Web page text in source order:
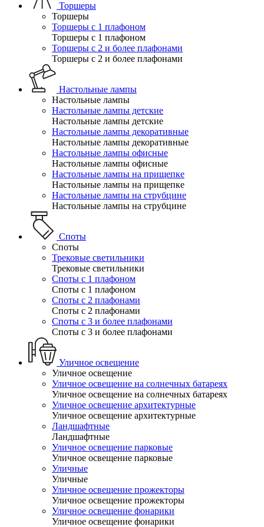
Торшеры
Торшеры
Торшеры с 1 плафоном
Торшеры с 1 плафоном
Торшеры с 2 и более плафонами
Торшеры с 2 и более плафонами
Настольные лампы
Настольные лампы
Настольные лампы детские
Настольные лампы детские
Настольные лампы декоративные
Настольные лампы декоративные
Настольные лампы офисные
Настольные лампы офисные
Настольные лампы на прищепке
Настольные лампы на прищепке
Настольные лампы на струбцине
Настольные лампы на струбцине
Споты
Споты
Трековые светильники
Трековые светильники
Споты с 1 плафоном
Споты с 1 плафоном
Споты с 2 плафонами
Споты с 2 плафонами
Споты с 3 и более плафонами
Споты с 3 и более плафонами
Уличное освещение
Уличное освещение
Уличное освещение на солнечных батареях
Уличное освещение на солнечных батареях
Уличное освещение архитектурные
Уличное освещение архитектурные
Ландшафтные
Ландшафтные
Уличное освещение парковые
Уличное освещение парковые
Уличные
Уличные
Уличное освещение прожекторы
Уличное освещение прожекторы
Уличное освещение фонарики
Уличное освещение фонарики